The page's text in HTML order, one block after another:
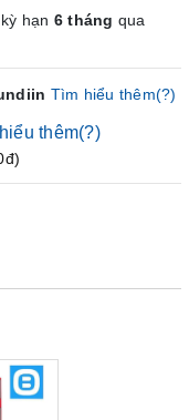
hạn 6 tháng qua
Tìm hiểu thêm(?)
thêm(?)